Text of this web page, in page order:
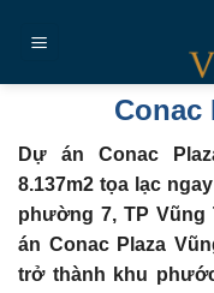
đến
Conac
Dự án Conac
8.137m2 tọa lạc
phường 7, TP Vũng
án Conac Plaza
trở thành khu